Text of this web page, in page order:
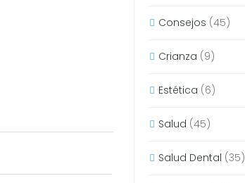
Consejos (45)
Crianza (9)
Estética (6)
Salud (45)
Salud Dental (35)